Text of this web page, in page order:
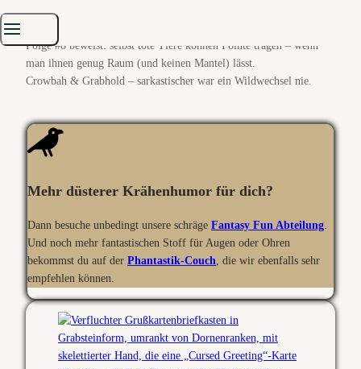
Folge #8 beweist: selbst tote Tiere können Pointe tragen – wenn
man ihnen genug Raum (und keinen Mantel) lässt.
Crowbah & Grabhold – sarkastischer war ein Wildwechsel nie.
Mehr düsterer Krähenhumor für dich?
Dann besuche unbedingt unsere schräge Fantasy Fun Abteilung
Und noch mehr fantastischen Stoff für Augen oder Ohren
bekommst du auf der Phantastik-Couch , die wir ebenfalls sehr
empfehlen können.